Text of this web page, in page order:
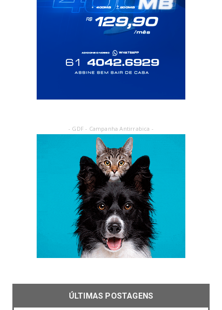
- GDF - Campanha Antirrabica -
ÚLTIMAS POSTAGENS